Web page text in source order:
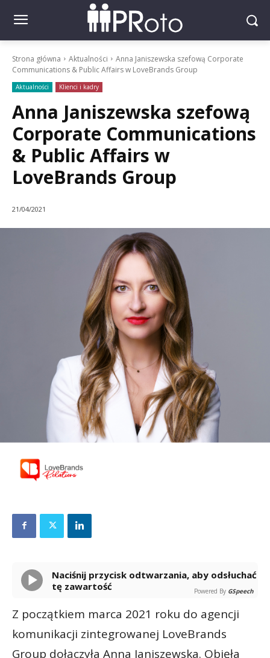
Strona główna Aktualności
Anna Janiszewska szefową Corporate
Communications & Public Affairs w LoveBrands Group
Aktualności Klienci i kadry
Anna Janiszewska szefową
Corporate Communications
& Public Affairs w
LoveBrands Group
21/04/2021
Naciśnij przycisk odtwarzania, aby odsłuchać
tę zawartość
Powered By GSpeech
Z początkiem marca 2021 roku do agencji
komunikacji zintegrowanej LoveBrands
Group dołączyła Anna Janiszewska. Objęła